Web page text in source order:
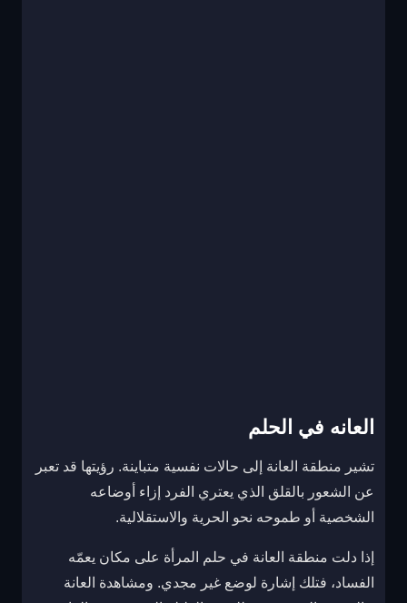
العانه في الحلم
تشير منطقة العانة إلى حالات نفسية متباينة. رؤيتها قد تعبر
عن الشعور بالقلق الذي يعتري الفرد إزاء أوضاعه
الشخصية أو طموحه نحو الحرية والاستقلالية.
إذا دلت منطقة العانة في حلم المرأة على مكان يعمّه
الفساد، فتلك إشارة لوضع غير مجدي. ومشاهدة العانة